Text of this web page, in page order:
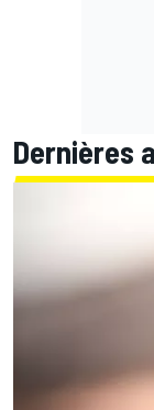
Dernières